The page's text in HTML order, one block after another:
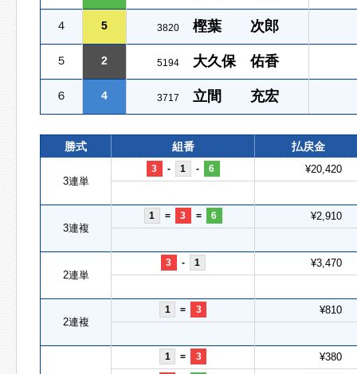
４ 5 3820 樫葉 次郎
５ 2 5194 大久保 佑香
６ 4 3717 立間 充宏
勝式 組番 払戻金
3連単
3 - 1 - 6 ¥20,420
3連複
1 = 3 = 6 ¥2,910
2連単
3 - 1 ¥3,470
2連複
1 = 3 ¥810
1 = 3 ¥380